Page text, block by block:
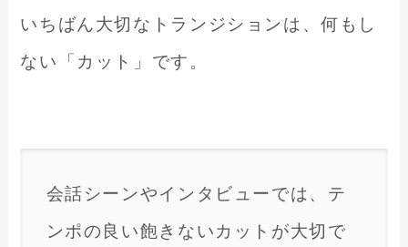
いちばん大切なトランジションは、何もし
ない「カット」です。
会話シーンやインタビューでは、テ
ンポの良い飽きないカットが大切で